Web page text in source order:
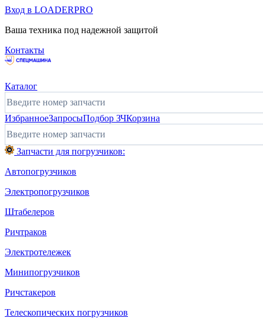
Вход в LOADERPRO
Ваша техника под надежной защитой
Контакты
Каталог
ИзбранноеЗапросыПодбор ЗЧКорзина
Запчасти для погрузчиков:
Автопогрузчиков
Электропогрузчиков
Штабелеров
Ричтраков
Электротележек
Минипогрузчиков
Ричстакеров
Телескопических погрузчиков